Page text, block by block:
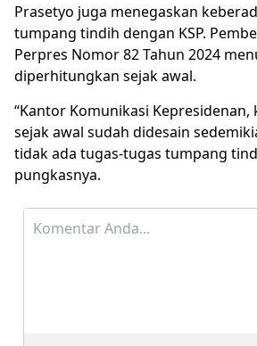
Prasetyo juga menegaskan
tumpang tindih dengan KSP.
Perpres Nomor 82 Tahun 2024
diperhitungkan sejak awal.
“Kantor Komunikasi Kepresidenan,
sejak awal sudah didesain
tidak ada tugas-tugas tumpang
pungkasnya.